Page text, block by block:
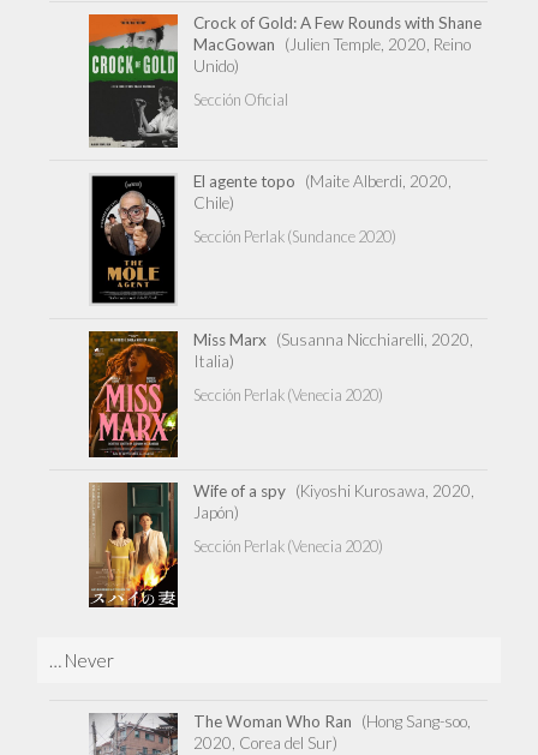
Crock of Gold: A Few Rounds with Shane
MacGowan
(Julien Temple, 2020, Reino
Unido)
Sección Oficial
El agente topo
(Maite Alberdi, 2020,
Chile)
Sección Perlak (Sundance 2020)
Miss Marx (Susanna Nicchiarelli, 2020,
Italia)
Sección Perlak (Venecia 2020)
Wife of a spy (Kiyoshi Kurosawa, 2020,
Japón)
Sección Perlak (Venecia 2020)
… Never
The Woman Who Ran
(Hong Sang-soo,
2020, Corea del Sur)